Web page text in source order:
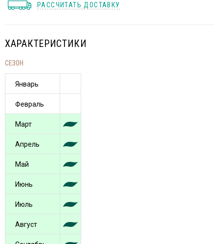
РАССЧИТАТЬ ДОСТАВКУ
ХАРАКТЕРИСТИКИ
СЕЗОН
Январь
Февраль
Март
Апрель
Май
Июнь
Июль
Август